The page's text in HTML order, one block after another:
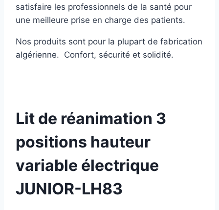
satisfaire les professionnels de la santé pour
une meilleure prise en charge des patients.
Nos produits sont pour la plupart de fabrication
algérienne. Confort, sécurité et solidité.
Lit de réanimation 3
positions hauteur
variable électrique
JUNIOR-LH83